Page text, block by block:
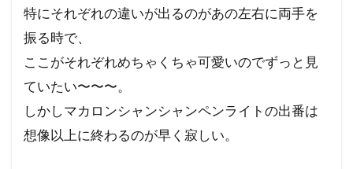
特にそれぞれの違いが出るのがあの左右に両手を
振る時で、
ここがそれぞれめちゃくちゃ可愛いのでずっと見
ていたい〜〜〜。
しかしマカロンシャンシャンペンライトの出番は
想像以上に終わるのが早く寂しい。